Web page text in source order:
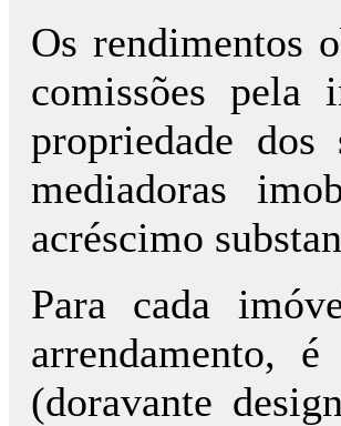
Os rendimentos
comissões pela
propriedade
mediadoras
acréscimo
Para cada
arrendamento,
(doravante